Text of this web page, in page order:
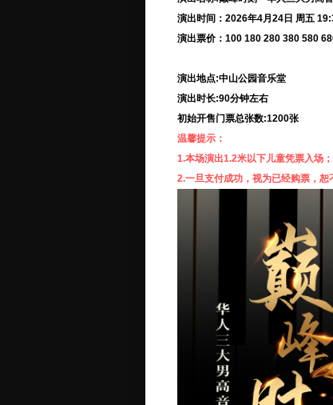
演出时间： 2026年4月24日 周五
演出票价：100 180 280 380 580
演出地点:中山公园音乐堂
演出时长:90分钟左右
初始开售门票总张数:1200张
温馨提示：
1.本场演出1.2米以下儿童凭票入场；
2.一旦支付成功，视为已经购票，恕